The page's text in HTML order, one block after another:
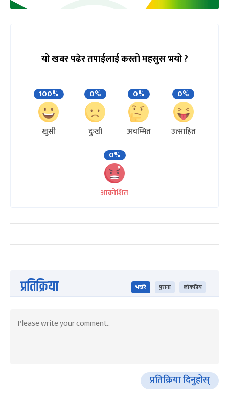
यो खबर पढेर तपाईलाई कस्तो महसुस भयो ?
100%
खुसी
0%
दुःखी
0%
अचम्मित
0%
उत्साहित
0%
आक्रोशित
प्रतिक्रिया भर्खरै पुराना लोकप्रिय
प्रतिक्रिया दिनुहोस्